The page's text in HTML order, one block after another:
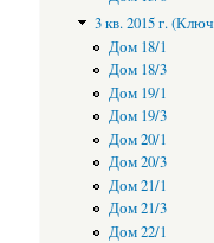
3 кв. 2015 г.
Дом 18/1
Дом 18/3
Дом 19/1
Дом 19/3
Дом 20/1
Дом 20/3
Дом 21/1
Дом 21/3
Дом 22/1